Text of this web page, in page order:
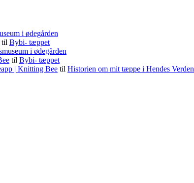
i ødegården
til Bybi- tæppet
i ødegården
til Bybi- tæppet
| Knitting Bee til Historien om mit tæppe i Hendes Verden